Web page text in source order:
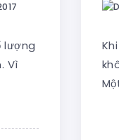
lượng
Vì